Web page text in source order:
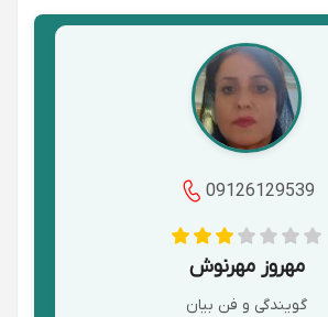
09126129539
مهروز مهرنوش
گویندگی و فن بیان